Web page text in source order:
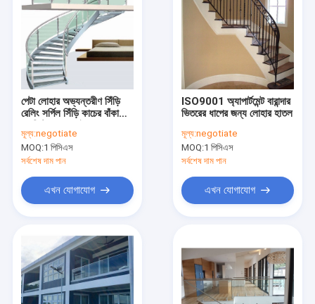
পণ্য
ভিডিও
পেটা লোহার অভ্যন্তরীণ সিঁড়ি
রেলিং সর্পিল সিঁড়ি কাচের বাঁকা
মূল্য:negotiate
MOQ:1 পিসিএস
সর্বশেষ দাম পান
এখন যোগাযোগ
ISO9001 অ্যাপার্টমেন্ট বারান্দার
ভিতরের ধাপের জন্য লোহার হাতল
মূল্য:negotiate
MOQ:1 পিসিএস
সর্বশেষ দাম পান
এখন যোগাযোগ